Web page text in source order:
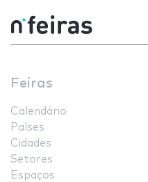
Feiras
Calendário
Países
Cidades
Setores
Espaços